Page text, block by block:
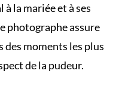
la mariée et à ses
photographe assure
moments les plus
de la pudeur.